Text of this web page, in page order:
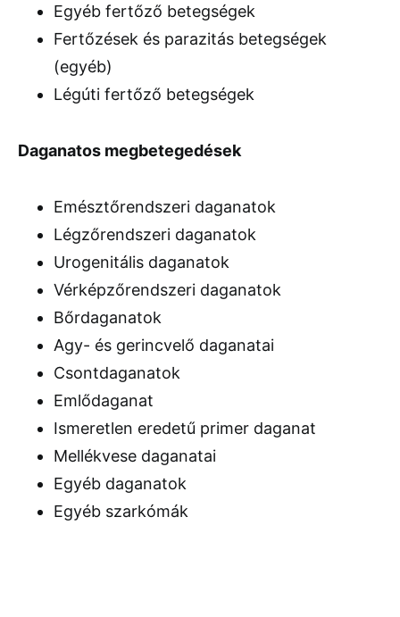
Egyéb fertőző betegségek
Fertőzések és parazitás betegségek
(egyéb)
Légúti fertőző betegségek
Daganatos megbetegedések
Emésztőrendszeri daganatok
Légzőrendszeri daganatok
Urogenitális daganatok
Vérképzőrendszeri daganatok
Bőrdaganatok
Agy- és gerincvelő daganatai
Csontdaganatok
Emlődaganat
Ismeretlen eredetű primer daganat
Mellékvese daganatai
Egyéb daganatok
Egyéb szarkómák